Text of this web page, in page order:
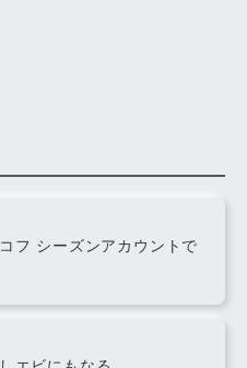
フ シーズンアカウントで